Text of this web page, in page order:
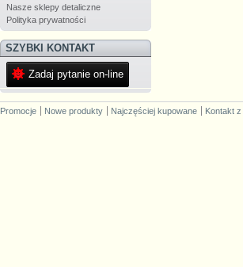
Nasze sklepy detaliczne
Polityka prywatności
SZYBKI KONTAKT
Zadaj pytanie on-line
Promocje Nowe produkty Najczęściej kupowane Kontakt